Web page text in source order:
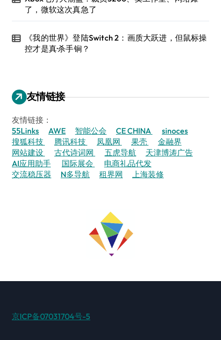
了，微软这次真急了
《我的世界》登陆Switch 2：画质大跃进，但鼠标操
控才是真·杀手锏？
友情链接
友情链接：
55Links
AWE 智能公会 CE CHINA
sinoces
搜狐科技
腾讯科技 凤凰网 果壳
金融界
网站建设
古代诗词网 五虎导航
天津博涛广告
AI应用助手
国际展会
电商礼品代发
交流稳压器
N多导航 租界网 上海装修
京ICP备07031704号-5